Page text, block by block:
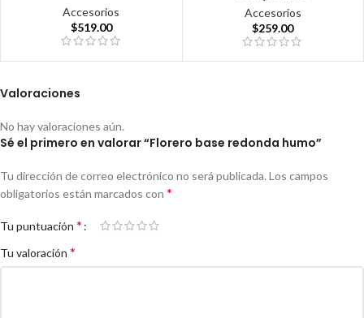
Accesorios
$519.00
Accesorios
$259.00
Valoraciones
No hay valoraciones aún.
Sé el primero en valorar “Florero base redonda humo”
Tu dirección de correo electrónico no será publicada. Los campos
obligatorios están marcados con *
Tu puntuación *
Tu valoración *